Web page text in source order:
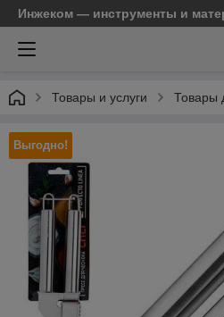
Инжеком — инструменты и
Товары и услуги Товары
Выгодно!